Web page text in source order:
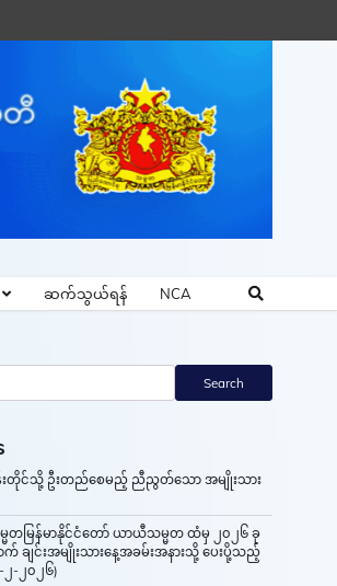
ဆက်သွယ်ရန် NCA
Search
းပန်းတိုင်သို့ ဦးတည်စေမည့် ညီညွတ်သော အမျိုးသား
မတမြန်မာနိုင်ငံတော် ယာယီသမ္မတ ထံမှ ၂၀၂၆ ခု
ာက် ချင်းအမျိုးသားနေ့အခမ်းအနားသို့ ပေးပို့သည့်
-၂၀၂၆)